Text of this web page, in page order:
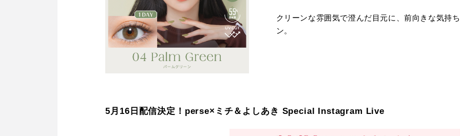
クリーンな雰囲気で澄んだ目元に、前向きな気持
ン。
5月16日配信決定！perse×ミチ＆よしあき Special Instagram Live